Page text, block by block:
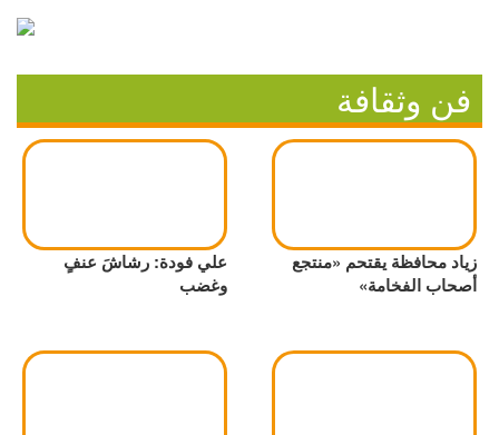
فن وثقافة
زياد محافظة يقتحم «منتجع
أصحاب الفخامة»
علي فودة: رشاشَ عنفٍ
وغضب